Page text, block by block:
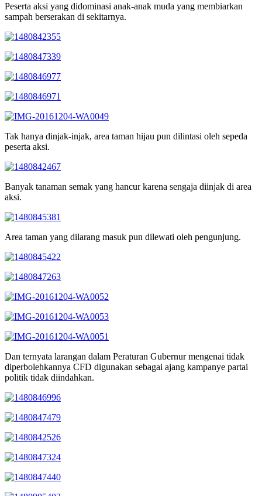
Peserta aksi yang didominasi anak-anak muda yang membiarkan
sampah berserakan di sekitarnya.
Tak hanya dinjak-injak, area taman hijau pun dilintasi oleh sepeda
peserta aksi.
Banyak tanaman semak yang hancur karena sengaja diinjak di area
aksi.
Area taman yang dilarang masuk pun dilewati oleh pengunjung.
Dan ternyata larangan dalam Peraturan Gubernur mengenai tidak
diperbolehkannya CFD digunakan sebagai ajang kampanye partai
politik tidak diindahkan.